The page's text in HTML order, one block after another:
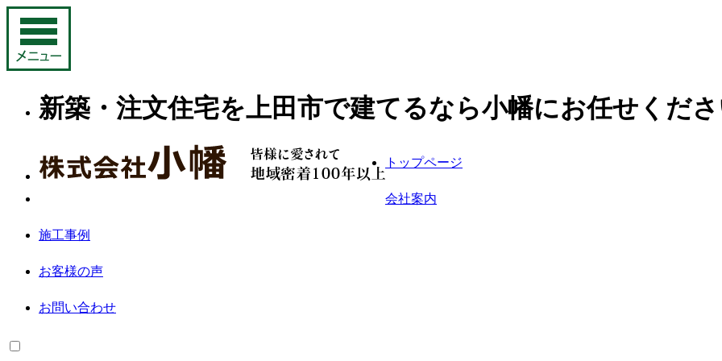
新築・注文住宅を上田市で建てるなら小幡にお任せくだ
トップページ
会社案内
施工事例
お客様の声
お問い合わせ